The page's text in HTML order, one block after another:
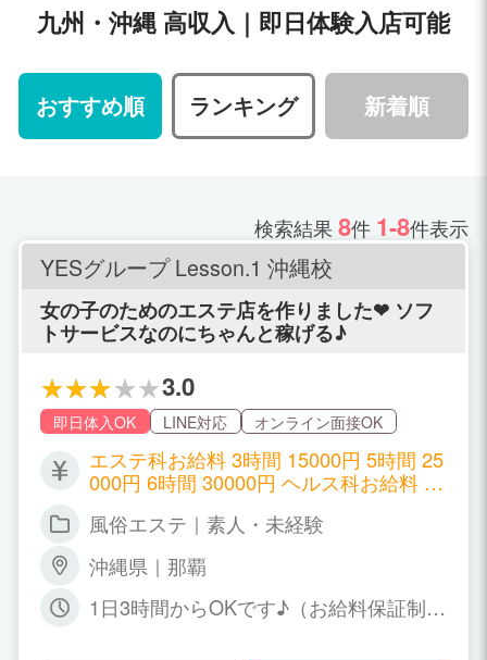
九州・沖縄 高収入｜即日体験入店可能
おすすめ順 ランキング 新着順
検索結果8件 1-8件表示
YESグループ Lesson.1 沖縄校
女の子のためのエステ店を作りました❤ ソフ
トサービスなのにちゃんと稼げる♪
3.0
即日体入OK LINE対応 オンライン面接OK
エステ科お給料 3時間 15000円 5時間 25
000円 6時間 30000円 ヘルス科お給料 3
0円 OP対応でさらに稼げちゃいます♪ O
りますので 稼ぎたい方だけ対応していた
だければOKです＾＾
風俗エステ｜素人・未経験
沖縄県｜那覇
1日3時間からOKです♪（お給料保証制度